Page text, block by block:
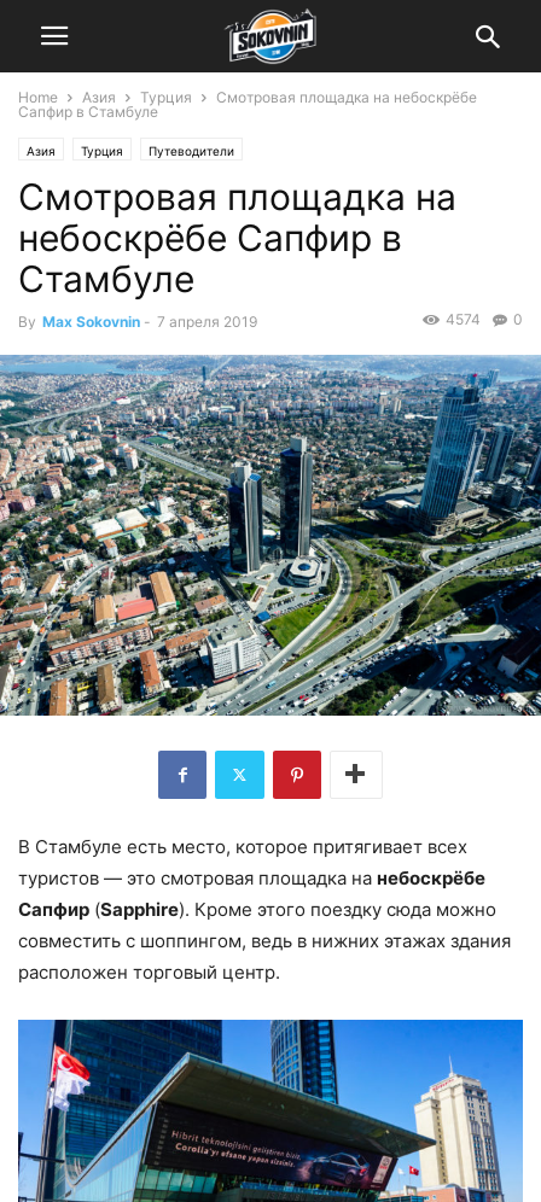
Home Азия Турция
Смотровая площадка на небоскрёбе
Сапфир в Стамбуле
Азия Турция Путеводители
Смотровая площадка на
небоскрёбе Сапфир в
Стамбуле
By Max Sokovnin - 7 апреля 2019 0
4574
В Стамбуле есть место, которое притягивает всех
туристов — это смотровая площадка на небоскрёбе
Сапфир (Sapphire). Кроме этого поездку сюда можно
совместить с шоппингом, ведь в нижних этажах здания
расположен торговый центр.